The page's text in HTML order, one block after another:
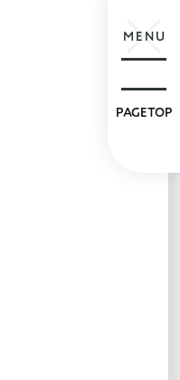
MENU
PAGETOP